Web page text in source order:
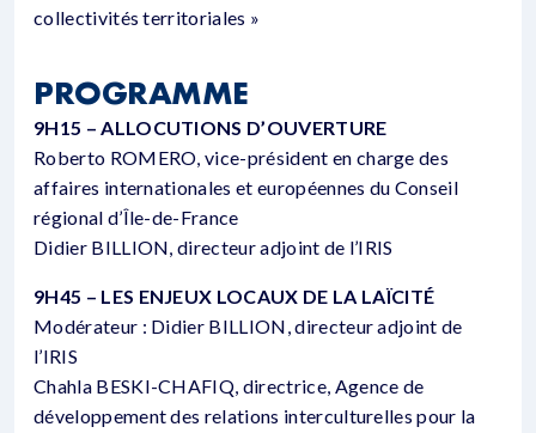
collectivités territoriales »
PROGRAMME
9H15 – ALLOCUTIONS D’OUVERTURE
Roberto ROMERO, vice-président en charge des
affaires internationales et européennes du Conseil
régional d’Île-de-France
Didier BILLION, directeur adjoint de l’IRIS
9H45 – LES ENJEUX LOCAUX DE LA LAÏCITÉ
Modérateur : Didier BILLION, directeur adjoint de
l’IRIS
Chahla BESKI-CHAFIQ, directrice, Agence de
développement des relations interculturelles pour la